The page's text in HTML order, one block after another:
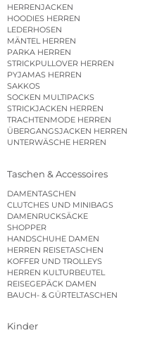
HERRENJACKEN
HOODIES HERREN
LEDERHOSEN
MÄNTEL HERREN
PARKA HERREN
STRICKPULLOVER HERREN
PYJAMAS HERREN
SAKKOS
SOCKEN MULTIPACKS
STRICKJACKEN HERREN
TRACHTENMODE HERREN
ÜBERGANGSJACKEN HERREN
UNTERWÄSCHE HERREN
Taschen & Accessoires
DAMENTASCHEN
CLUTCHES UND MINIBAGS
DAMENRUCKSÄCKE
SHOPPER
HANDSCHUHE DAMEN
HERREN REISETASCHEN
KOFFER UND TROLLEYS
HERREN KULTURBEUTEL
REISEGEPÄCK DAMEN
BAUCH- & GÜRTELTASCHEN
Kinder